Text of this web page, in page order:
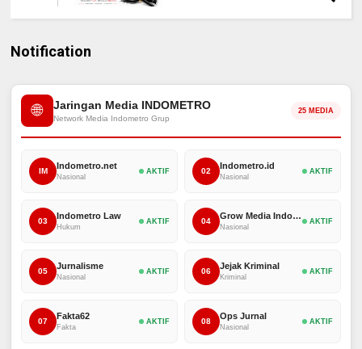
Notification
🌐 Jaringan Media INDOMETRO
Network Media Indometro Grup
25 MEDIA
IM
Indometro.net
Nasional
AKTIF 02
Indometro.id
Nasional
AKTIF
03
Indometro Law
Hukum
AKTIF 04
Grow Media Indonesia
Nasional
AKTIF
05
Jurnalisme
Nasional
AKTIF 06
Jejak Kriminal
Kriminal
AKTIF
07
Fakta62
Fakta
AKTIF 08
Ops Jurnal
Nasional
AKTIF